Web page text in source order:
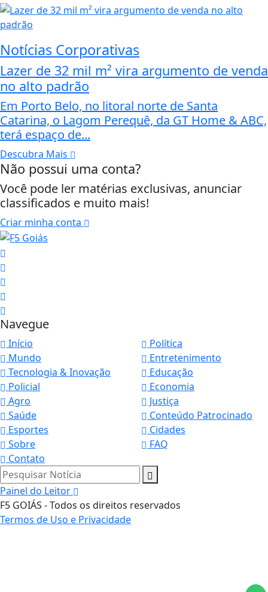
Notícias Corporativas
Lazer de 32 mil m² vira argumento de venda
no alto padrão
Em Porto Belo, no litoral norte de Santa
Catarina, o Lagom Perequê, da GT Home & ABC,
terá espaço de...
Descubra Mais
Não possui uma conta?
Você pode ler matérias exclusivas, anunciar
classificados e muito mais!
Criar minha conta
Navegue
Início
Política
Mundo
Entretenimento
Tecnologia & Inovação
Educação
Policial
Economia
Agro
Justiça
Saúde
Conteúdo Patrocinado
Esportes
Cidades
Sobre
FAQ
Contato
Pesquisar Notícia
Painel do Leitor
F5 GOIÁS - Todos os direitos reservados
Termos de Uso e Privacidade
Termos de Uso e Privacidade